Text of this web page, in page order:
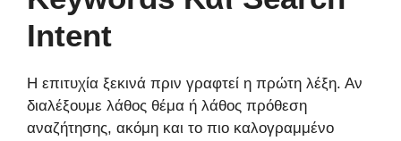
Intent
Η επιτυχία ξεκινά πριν γραφτεί η πρώτη λέξη. Αν
διαλέξουμε λάθος θέμα ή λάθος πρόθεση
αναζήτησης, ακόμη και το πιο καλογραμμένο